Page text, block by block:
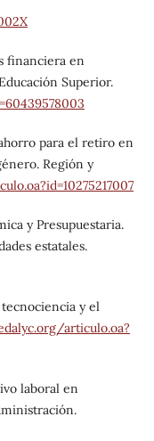
financiera en
Superior.
para el retiro en
Región y
y Presupuestaria.
estatales.
tecnociencia y el
articulo.oa?
laboral en